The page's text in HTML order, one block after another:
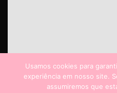
Usamos cookies para
experiência em nosso site.
assumiremos que